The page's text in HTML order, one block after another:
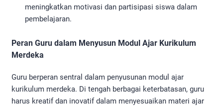
meningkatkan motivasi dan partisipasi siswa dalam
pembelajaran.
Peran Guru dalam Menyusun Modul Ajar Kurikulum
Merdeka
Guru berperan sentral dalam penyusunan modul ajar
kurikulum merdeka. Di tengah berbagai keterbatasan, guru
harus kreatif dan inovatif dalam menyesuaikan materi ajar